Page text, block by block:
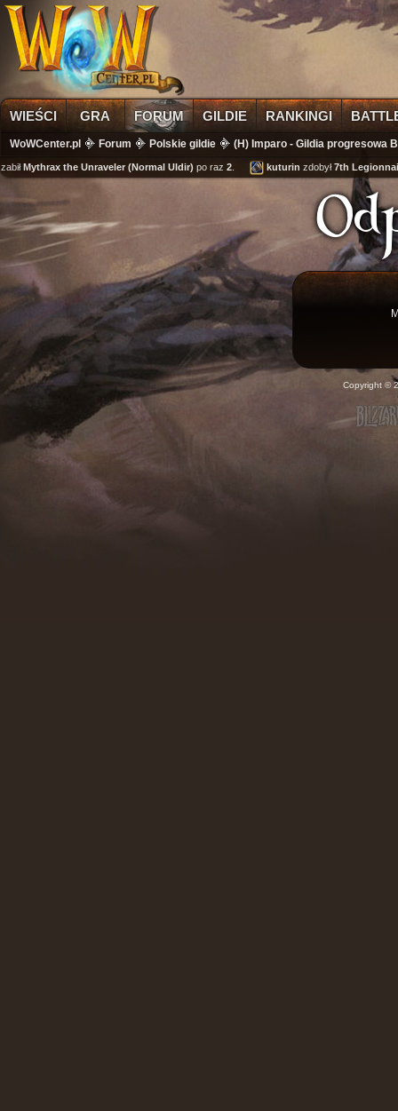
WIEŚCI GRA FORUM GILDIE RANKINGI
WoWCenter.pl Forum Polskie gildie (H) Imparo - Gildia progresowa
Mythrax the Unraveler (Normal Uldir)po raz2 . kuturinzdobył7th
Copyright ©